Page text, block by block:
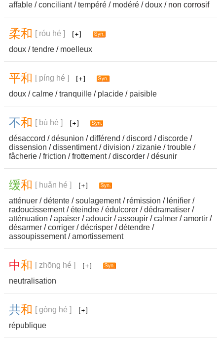
affable /conciliant/tempéré / modéré /doux / non corrosif
柔和
[ róu hé ]
doux /tendre / moelleux
平和
[ píng hé ]
doux /calme /tranquille / placide / paisible
不和
[ bù hé ]
désaccord /désunion /différend /discord /discorde /
dissension /dissentiment/division / zizanie /trouble /
fâcherie /friction /frottement/discorder /désunir
缓和
[ huǎn hé ]
atténuer /détente /soulagement/ rémission / lénifier /
radoucissement/éteindre /édulcorer /dédramatiser /
atténuation /apaiser /adoucir /assoupir /calmer /amortir /
désarmer /corriger /décrisper /détendre /
assoupissement/amortissement
中和
[ zhōng hé ]
neutralisation
共和 [ gòng hé ]
république